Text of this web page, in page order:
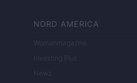
NORD AMERICA
Womanmagazine
Investing Plus
Newz